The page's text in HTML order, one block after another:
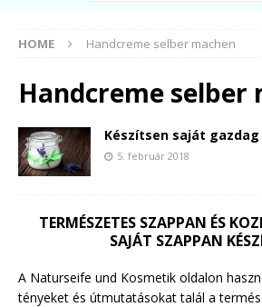
HOME Handcreme selber machen
Handcreme selber
Készítsen saját
5. február 2018
TERMÉSZETES SZAPPAN ÉS
SAJÁT SZAPPAN
A Naturseife und Kosmetik oldalon
tényeket és útmutatásokat talál a